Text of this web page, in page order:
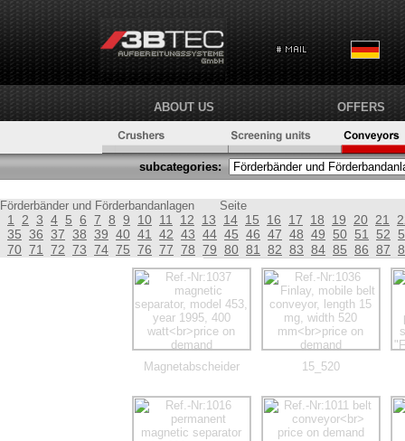
ABOUT US OFFERS
subcategories:
Förderbänder und Förderbandanlagen Seite
1 2 3 4 5 6 7 8 9 10 11 12 13 14 15 16 17 18 19 20 21
35 36 37 38 39 40 41 42 43 44 45 46 47 48 49 50 51 52
70 71 72 73 74 75 76 77 78 79 80 81 82 83 84 85 86 87
Magnetabscheider 15_520